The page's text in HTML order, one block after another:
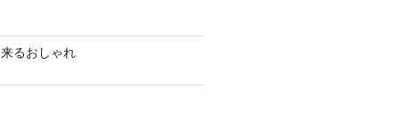
るおしゃれ